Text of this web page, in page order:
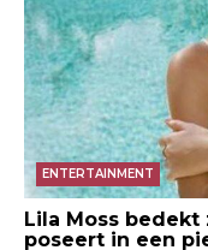
ENTERTAINMENT
Lila Moss
poseert in een